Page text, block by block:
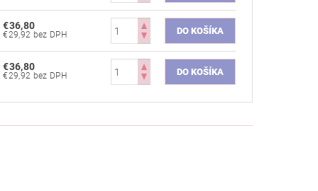
€36,80
€29,92 bez DPH
€36,80
€29,92 bez DPH